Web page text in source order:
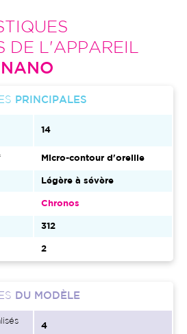
DE L'APPAREIL
PRINCIPALES
14
Micro-contour d'oreille
Légère à sévère
Chronos
312
2
DU MODÈLE
4